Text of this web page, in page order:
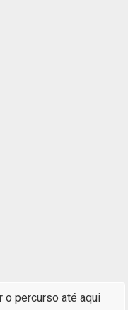
o percurso até aqui